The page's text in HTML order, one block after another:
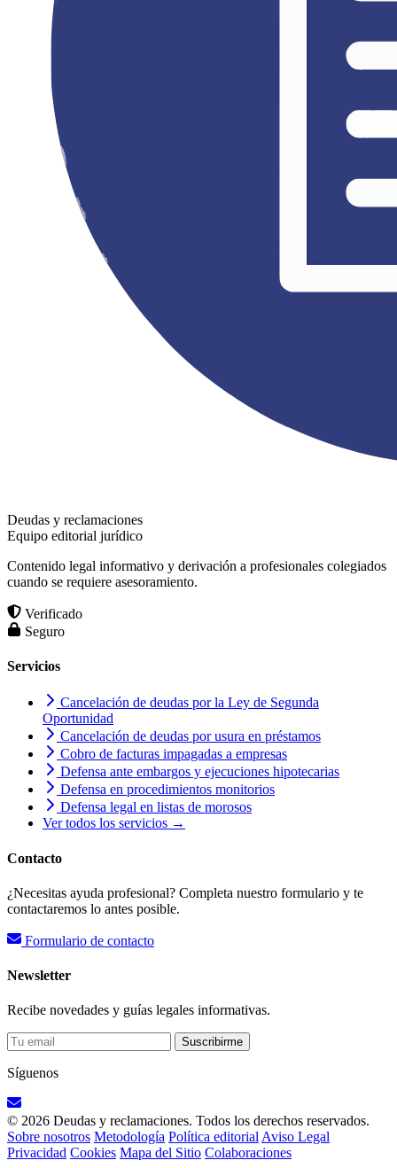
Deudas y reclamaciones
Equipo editorial jurídico
Contenido legal informativo y derivación a profesionales colegiados
cuando se requiere asesoramiento.
Verificado
Seguro
Servicios
Cancelación de deudas por la Ley de Segunda
Oportunidad
Cancelación de deudas por usura en préstamos
Cobro de facturas impagadas a empresas
Defensa ante embargos y ejecuciones hipotecarias
Defensa en procedimientos monitorios
Defensa legal en listas de morosos
Ver todos los servicios →
Contacto
¿Necesitas ayuda profesional? Completa nuestro formulario y te
contactaremos lo antes posible.
Formulario de contacto
Newsletter
Recibe novedades y guías legales informativas.
Suscribirme
Síguenos
© 2026 Deudas y reclamaciones. Todos los derechos reservados.
Sobre nosotros Metodología Política editorial Aviso Legal
Privacidad Cookies Mapa del Sitio Colaboraciones